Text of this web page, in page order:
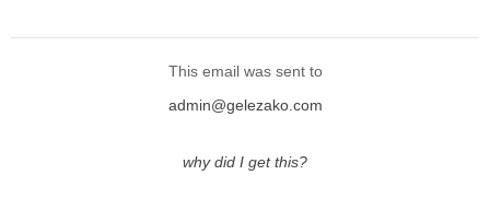
This email was sent to
admin@gelezako.com
why did I get this?